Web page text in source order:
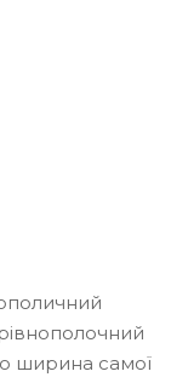
ширина самої